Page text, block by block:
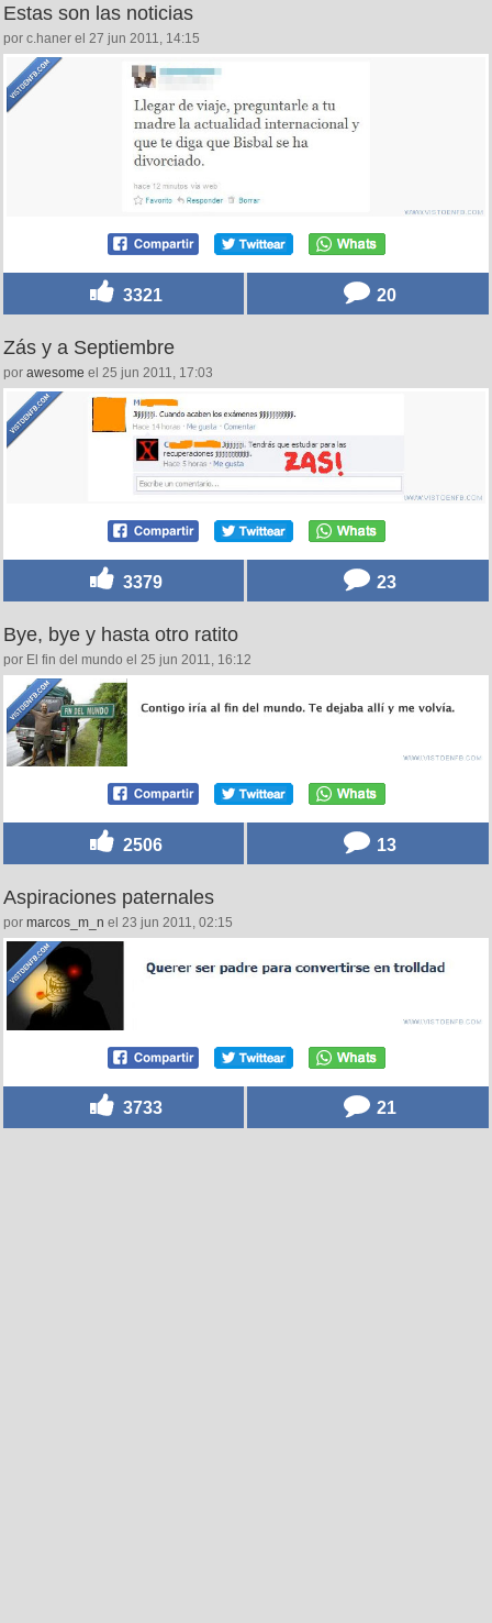
Estas son las noticias
por c.haner el 27 jun 2011, 14:15
3321 20
Zás y a Septiembre
por awesome el 25 jun 2011, 17:03
3379 23
Bye, bye y hasta otro ratito
por El fin del mundo el 25 jun 2011, 16:12
2506 13
Aspiraciones paternales
por marcos_m_n el 23 jun 2011, 02:15
3733 21